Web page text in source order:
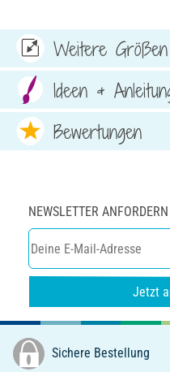
Weitere
Ideen &
Bewertungen
NEWSLETTER
Jetzt
Sichere Bestellung